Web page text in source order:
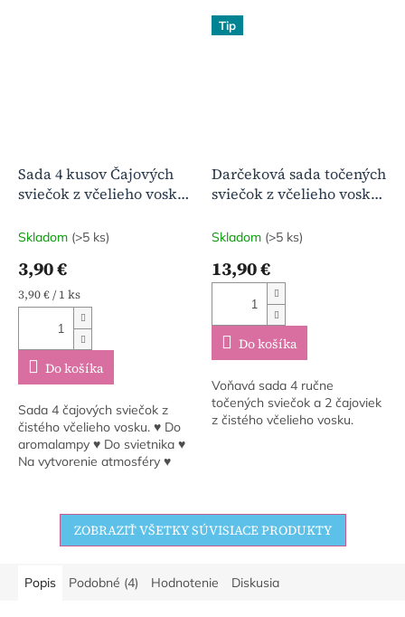
Sada 4 kusov Čajových
sviečok z včelieho vosku
Skladom (>5 ks)
3,90 €
Jednotková
cena:
3,90 € / 1 ks
Do košíka
Sada 4 čajových sviečok z
čistého včelieho vosku. ♥ Do
aromalampy ♥ Do svietnika ♥
Na vytvorenie atmosféry ♥
Tip
Darčeková sada točených
sviečok z včelieho vosku
medu
Skladom (>5 ks)
13,90 €
Do košíka
Voňavá sada 4 ručne
točených sviečok a 2 čajoviek
z čistého včelieho vosku.
ZOBRAZIŤ VŠETKY SÚVISIACE PRODUKTY
Popis Podobné (4) Hodnotenie Diskusia